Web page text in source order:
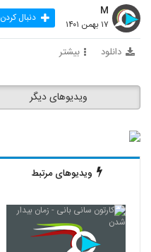
M
۱۷ بهمن ۱۴۰۱ دنبال کردن
دانلود بیشتر
ویدیوهای دیگر
ویدیوهای مرتبط